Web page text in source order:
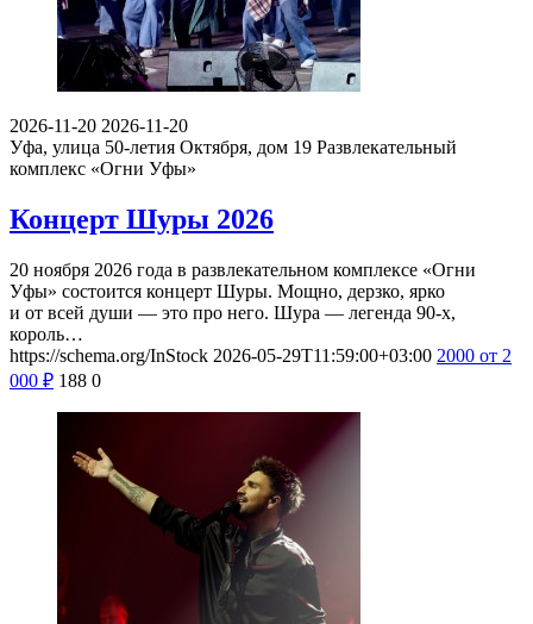
2026-11-20 2026-11-20
Уфа, улица 50-летия Октября, дом 19 Развлекательный
комплекс «Огни Уфы»
Концерт Шуры 2026
20 ноября 2026 года в развлекательном комплексе «Огни
Уфы» состоится концерт Шуры. Мощно, дерзко, ярко
и от всей души — это про него. Шура — легенда 90-х,
король…
https://schema.org/InStock 2026-05-29T11:59:00+03:00 2000 от 2
000 ₽ 188 0